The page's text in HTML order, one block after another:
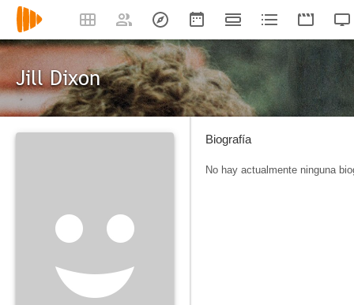
Jill Dixon
Biografía
No hay actualmente ninguna